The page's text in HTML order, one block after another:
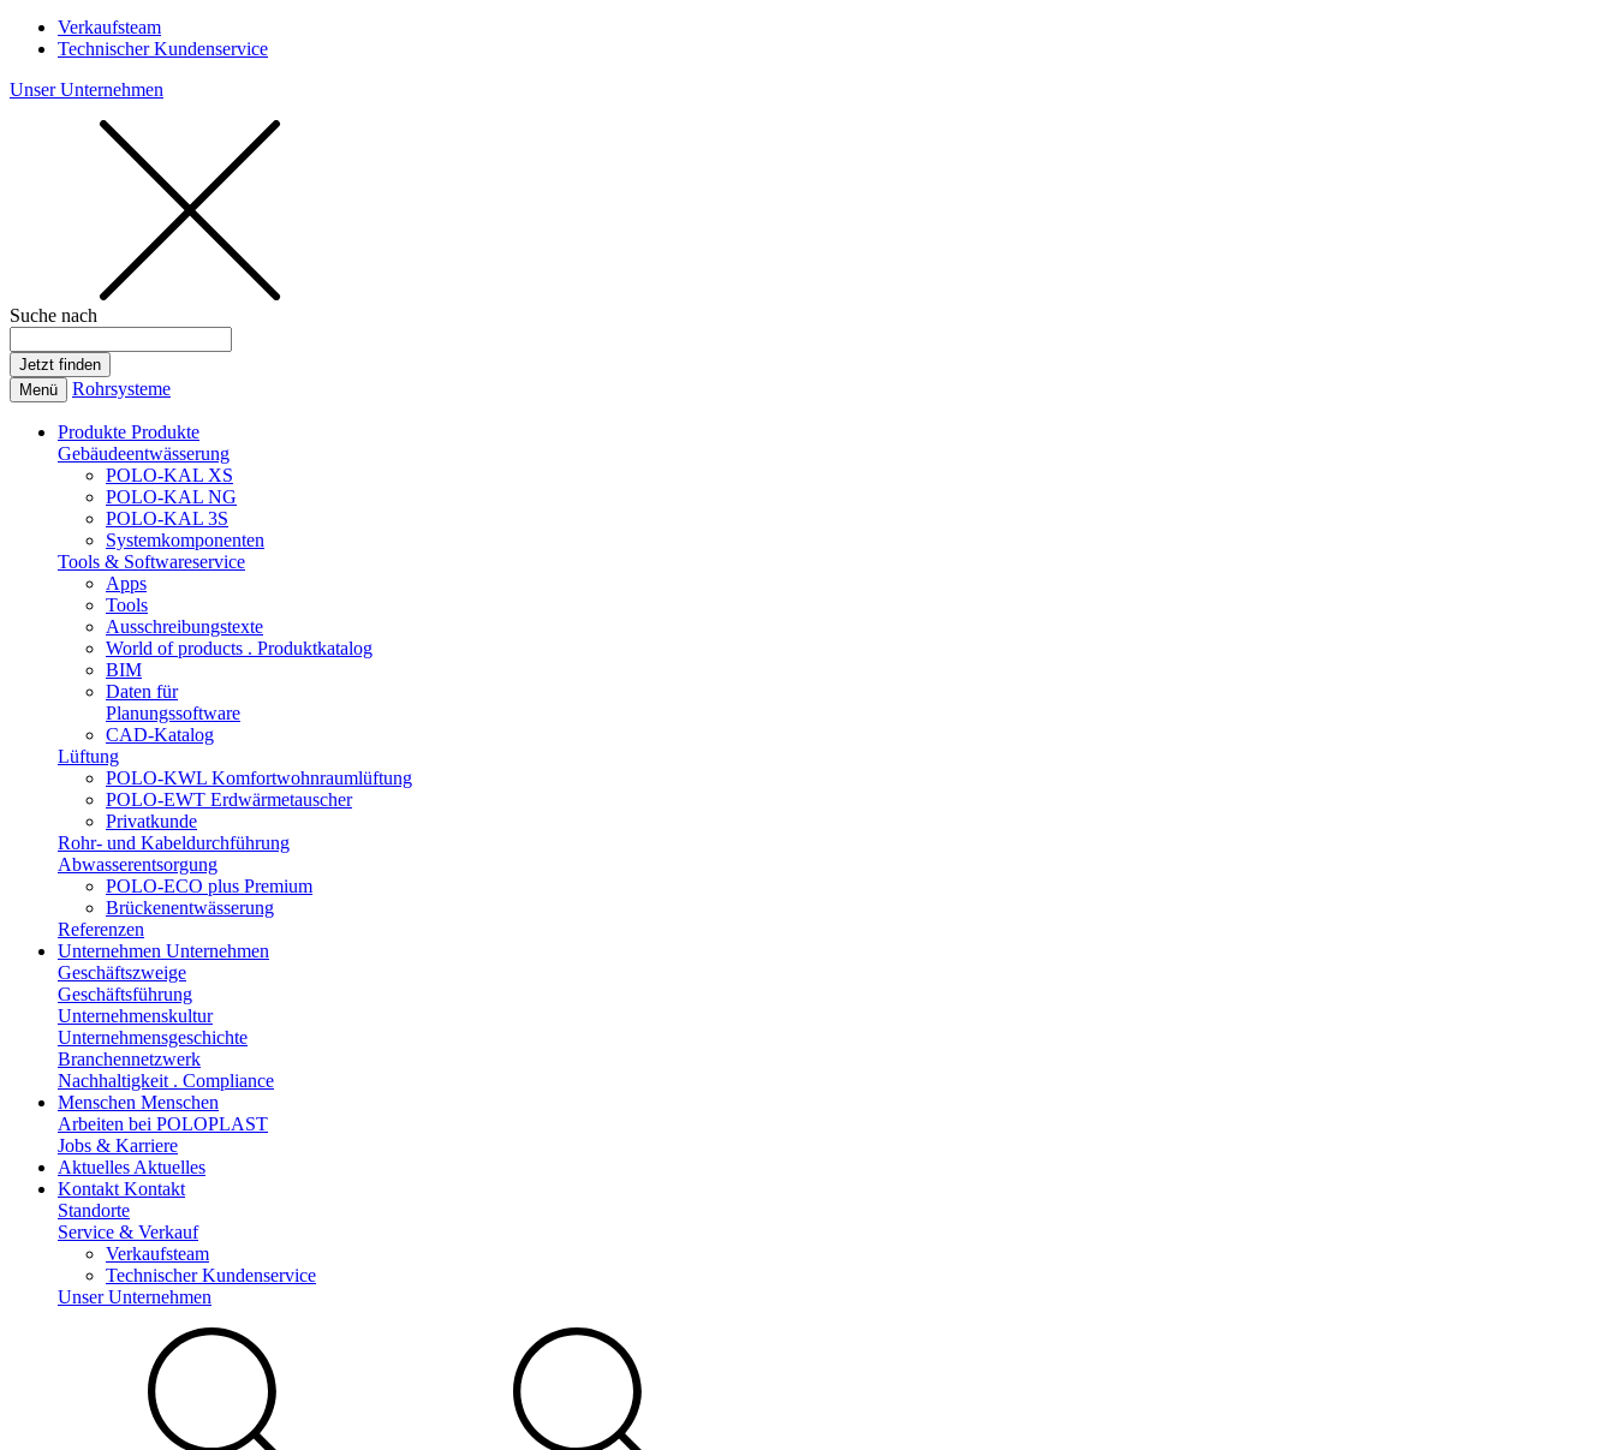
Verkaufsteam
Technischer Kundenservice
Unser Unternehmen
Suche nach
Menü Rohrsysteme
Produkte Produkte
Gebäudeentwässerung
POLO-KAL XS
POLO-KAL NG
POLO-KAL 3S
Systemkomponenten
Tools & Softwareservice
Apps
Tools
Ausschreibungstexte
World of products . Produktkatalog
BIM
Daten für
Planungssoftware
CAD-Katalog
Lüftung
POLO-KWL Komfortwohnraumlüftung
POLO-EWT Erdwärmetauscher
Privatkunde
Rohr- und Kabeldurchführung
Abwasserentsorgung
POLO-ECO plus Premium
Brückenentwässerung
Referenzen
Unternehmen Unternehmen
Geschäftszweige
Geschäftsführung
Unternehmenskultur
Unternehmensgeschichte
Branchennetzwerk
Nachhaltigkeit . Compliance
Menschen Menschen
Arbeiten bei POLOPLAST
Jobs & Karriere
Aktuelles Aktuelles
Kontakt Kontakt
Standorte
Service & Verkauf
Verkaufsteam
Technischer Kundenservice
Unser Unternehmen